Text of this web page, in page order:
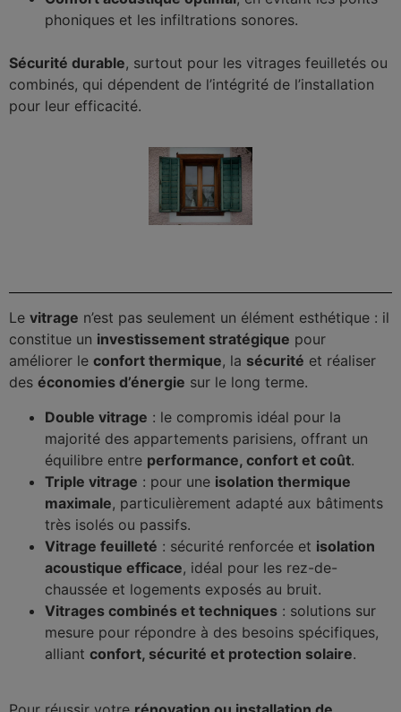
phoniques et les infiltrations sonores.
Sécurité durable, surtout pour les vitrages feuilletés ou
combinés, qui dépendent de l’intégrité de l’installation
pour leur efficacité.
Le vitrage n’est pas seulement un élément esthétique : il
constitue un investissement stratégique pour
améliorer le confort thermique, la sécurité et réaliser
des économies d’énergie sur le long terme.
Double vitrage : le compromis idéal pour la
majorité des appartements parisiens, offrant un
équilibre entre performance, confort et coût.
Triple vitrage : pour une isolation thermique
maximale, particulièrement adapté aux bâtiments
très isolés ou passifs.
Vitrage feuilleté : sécurité renforcée et isolation
acoustique efficace, idéal pour les rez-de-
chaussée et logements exposés au bruit.
Vitrages combinés et techniques : solutions sur
mesure pour répondre à des besoins spécifiques,
alliant confort, sécurité et protection solaire.